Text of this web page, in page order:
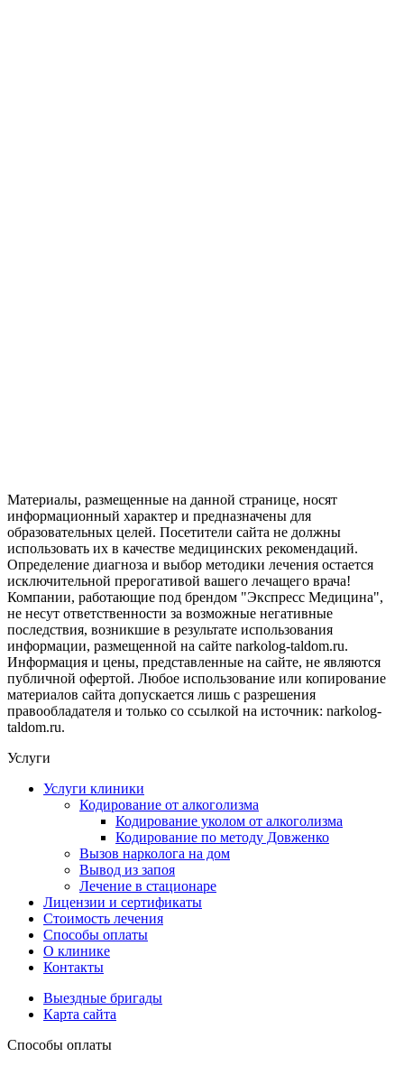
Материалы, размещенные на данной странице, носят
информационный характер и предназначены для
образовательных целей. Посетители сайта не должны
использовать их в качестве медицинских рекомендаций.
Определение диагноза и выбор методики лечения остается
исключительной прерогативой вашего лечащего врача!
Компании, работающие под брендом "Экспресс Медицина",
не несут ответственности за возможные негативные
последствия, возникшие в результате использования
информации, размещенной на сайте narkolog-taldom.ru.
Информация и цены, представленные на сайте, не являются
публичной офертой. Любое использование или копирование
материалов сайта допускается лишь с разрешения
правообладателя и только со ссылкой на источник: narkolog-
taldom.ru.
Услуги
Услуги клиники
Кодирование от алкоголизма
Кодирование уколом от алкоголизма
Кодирование по методу Довженко
Вызов нарколога на дом
Вывод из запоя
Лечение в стационаре
Лицензии и сертификаты
Стоимость лечения
Способы оплаты
О клинике
Контакты
Выездные бригады
Карта сайта
Способы оплаты